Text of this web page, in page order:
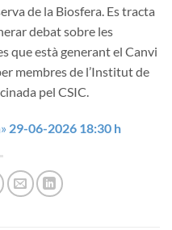
de la Biosfera. Es tracta
debat sobre les
que està generant el Canvi
membres de l’Institut de
pel CSIC.
29-06-2026 18:30 h